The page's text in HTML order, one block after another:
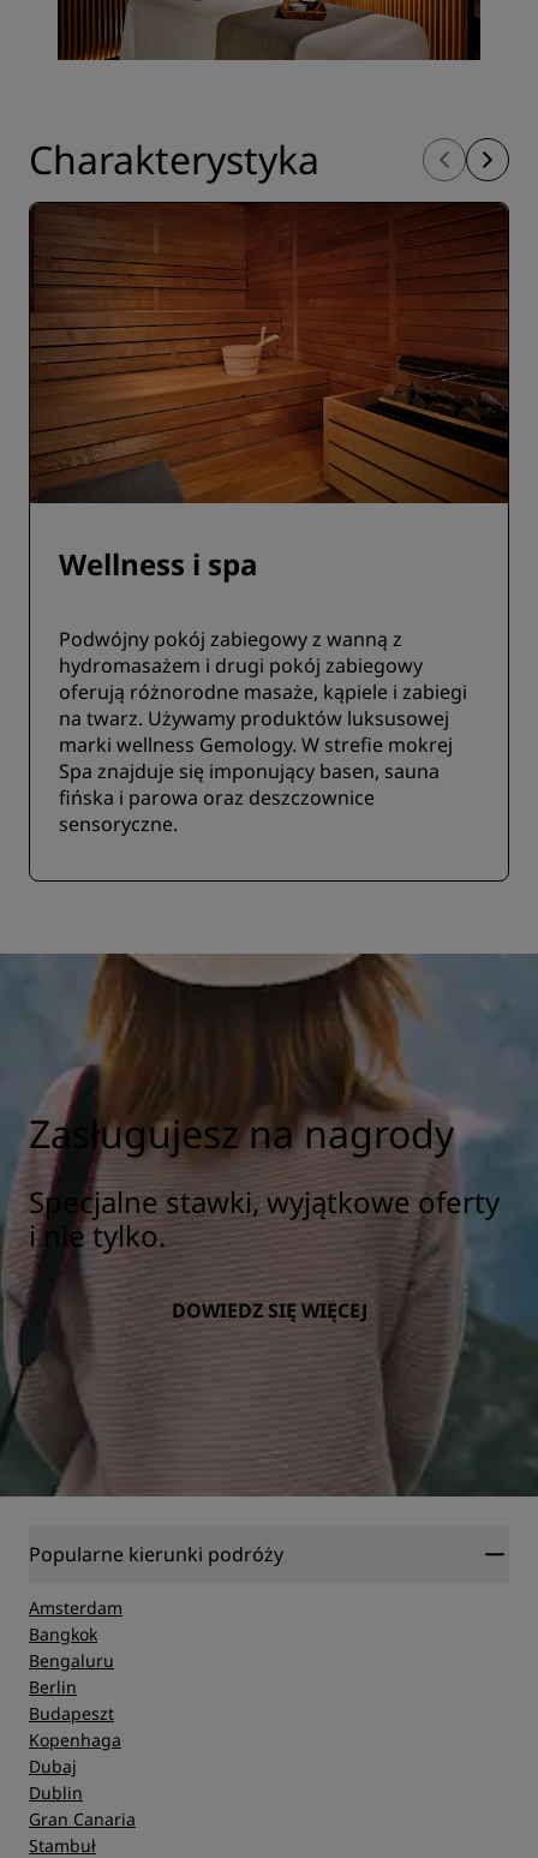
Charakterystyka
Wellness i spa
Podwójny pokój zabiegowy z wanną z
hydromasażem i drugi pokój zabiegowy
oferują różnorodne masaże, kąpiele i zabiegi
na twarz. Używamy produktów luksusowej
marki wellness Gemology. W strefie mokrej
Spa znajduje się imponujący basen, sauna
fińska i parowa oraz deszczownice
sensoryczne.
Zasługujesz na nagrody
Specjalne stawki, wyjątkowe oferty
i nie tylko.
DOWIEDZ SIĘ WIĘCEJ
Popularne kierunki podróży
Amsterdam
Bangkok
Bengaluru
Berlin
Budapeszt
Kopenhaga
Dubaj
Dublin
Gran Canaria
Stambuł